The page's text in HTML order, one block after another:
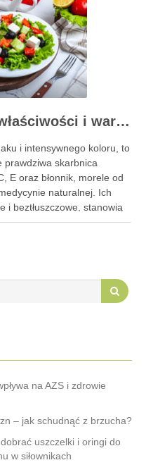
Morele – zdrowotne właściwości i wartości odżywcze owoców
i intensywnego koloru, to
prawdziwa skarbnica
E oraz błonnik, morele od
naturalnej. Ich
i beztłuszczowe, stanowią
wspierać walkę z
na AZS i zdrowie
– jak schudnąć z brzucha?
uszczelki i oringi do
w siłownikach